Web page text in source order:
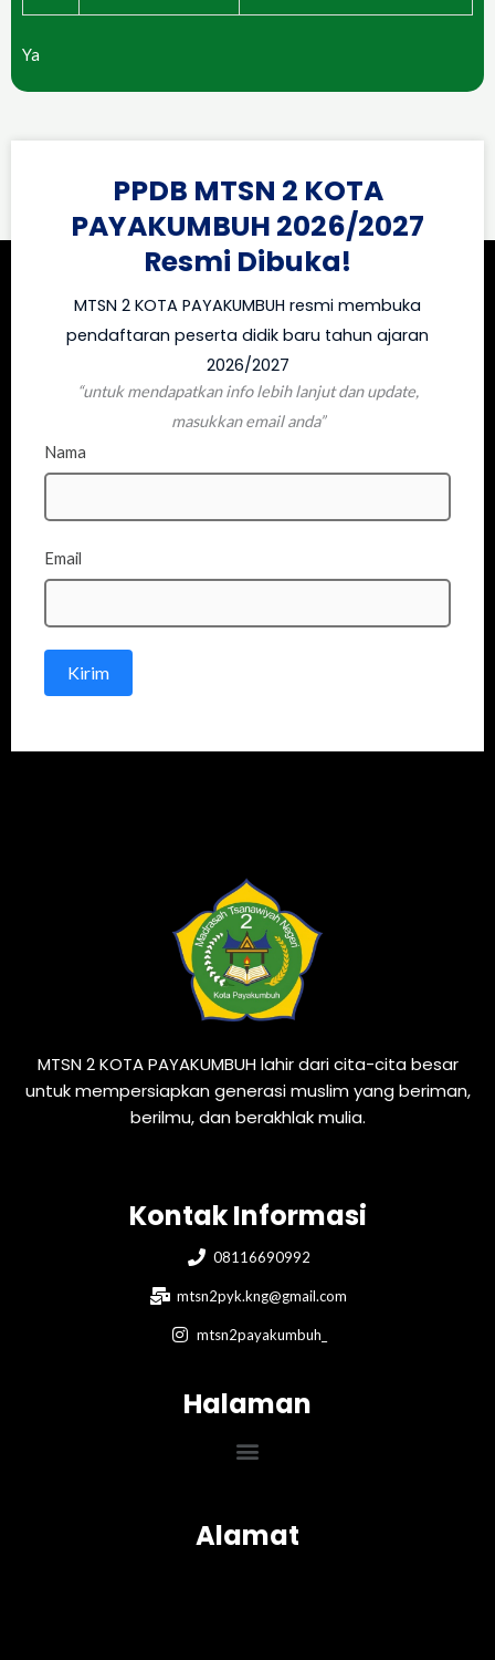
Ya
PPDB MTSN 2 KOTA
PAYAKUMBUH 2026/2027
Resmi Dibuka!
MTSN 2 KOTA PAYAKUMBUH resmi membuka
pendaftaran peserta didik baru tahun ajaran
2026/2027
“untuk mendapatkan info lebih lanjut dan update,
masukkan email anda”
Nama
Email
Kirim
MTSN 2 KOTA PAYAKUMBUH lahir dari cita-cita besar
untuk mempersiapkan generasi muslim yang beriman,
berilmu, dan berakhlak mulia.
Kontak Informasi
08116690992
mtsn2pyk.kng@gmail.com
mtsn2payakumbuh_
Halaman
Menu
Alamat